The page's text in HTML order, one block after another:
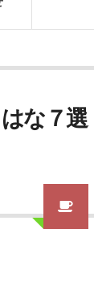
な７選